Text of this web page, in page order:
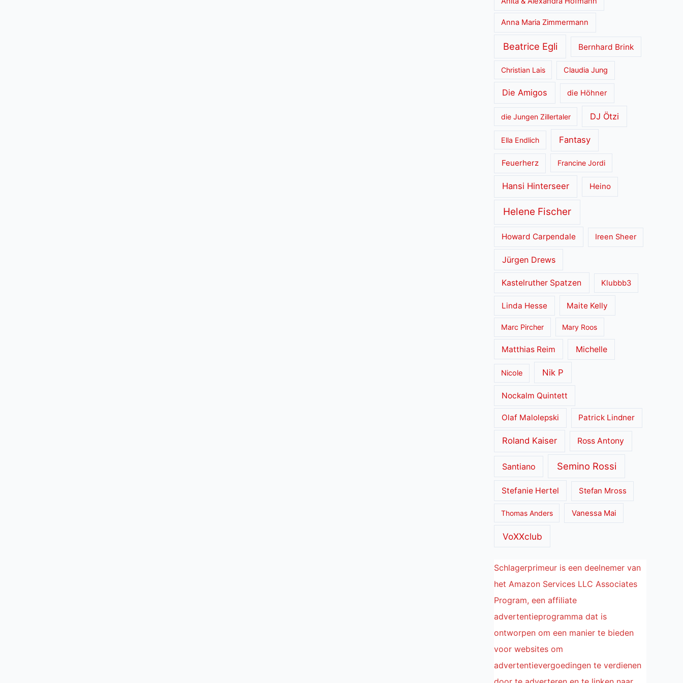
Anna Maria Zimmermann
Beatrice Egli Bernhard Brink
Christian Lais Claudia Jung
Die Amigos die Höhner
die Jungen Zillertaler DJ Ötzi
Ella Endlich Fantasy
Feuerherz Francine Jordi
Hansi Hinterseer Heino
Helene Fischer
Howard Carpendale Ireen Sheer
Jürgen Drews
Kastelruther Spatzen Klubbb3
Linda Hesse Maite Kelly
Marc Pircher Mary Roos
Matthias Reim Michelle
Nicole Nik P
Nockalm Quintett
Olaf Malolepski Patrick Lindner
Roland Kaiser Ross Antony
Santiano Semino Rossi
Stefanie Hertel Stefan Mross
Thomas Anders Vanessa Mai
VoXXclub
Schlagerprimeur is een deelnemer van
het Amazon Services LLC Associates
Program, een affiliate
advertentieprogramma dat is
ontworpen om een manier te bieden
voor websites om
advertentievergoedingen te verdienen